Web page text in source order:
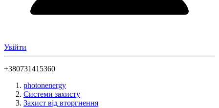
Увійти
+380731415360
photonenergy
Системи захисту
Захист від вторгнення